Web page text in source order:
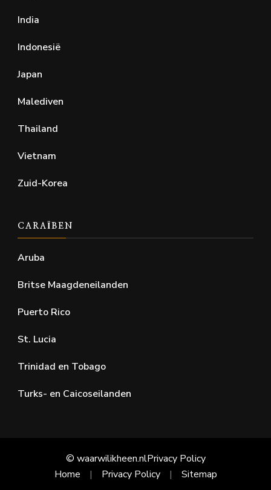
India
Indonesië
Japan
Malediven
Thailand
Vietnam
Zuid-Korea
CARAÏBEN
Aruba
Britse Maagdeneilanden
Puerto Rico
St. Lucia
Trinidad en Tobago
Turks- en Caicoseilanden
© waarwilikheen.nlPrivacy Policy
Home
Privacy Policy Sitemap